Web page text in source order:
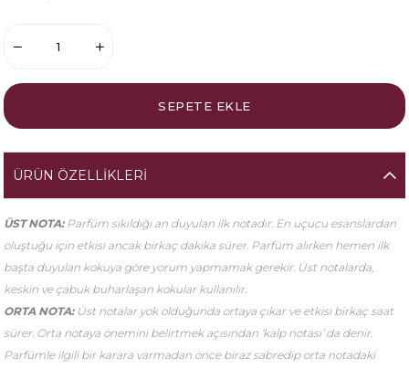
ÜRÜN ÖZELLIKLERI
ÜST NOTA:Parfüm sıkıldığı an duyulan ilk notadır. En uçucu esanslardan
oluştuğu için etkisi ancak birkaç dakika sürer. Parfüm alırken hemen ilk
başta duyulan kokuya göre yorum yapmamak gerekir. Üst notalarda,
keskin ve çabuk buharlaşan kokular kullanılır.
ORTA NOTA: Üst notalar yok olduğunda ortaya çıkar ve etkisi birkaç saat
sürer. Orta notaya önemini belirtmek açısından ‘kalp notası’ da denir.
Parfümle ilgili bir karara varmadan önce biraz sabredip orta notadaki